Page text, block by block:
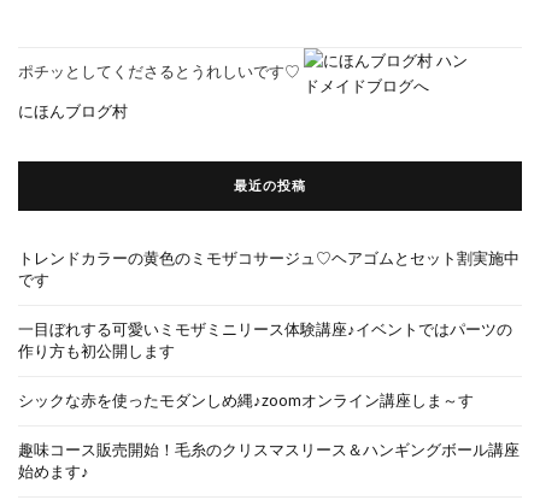
ポチッとしてくださるとうれしいです♡
にほんブログ村
最近の投稿
トレンドカラーの黄色のミモザコサージュ♡ヘアゴムとセット割実施中
です
一目ぼれする可愛いミモザミニリース体験講座♪イベントではパーツの
作り方も初公開します
シックな赤を使ったモダンしめ縄♪zoomオンライン講座しま～す
趣味コース販売開始！毛糸のクリスマスリース＆ハンギングボール講座
始めます♪